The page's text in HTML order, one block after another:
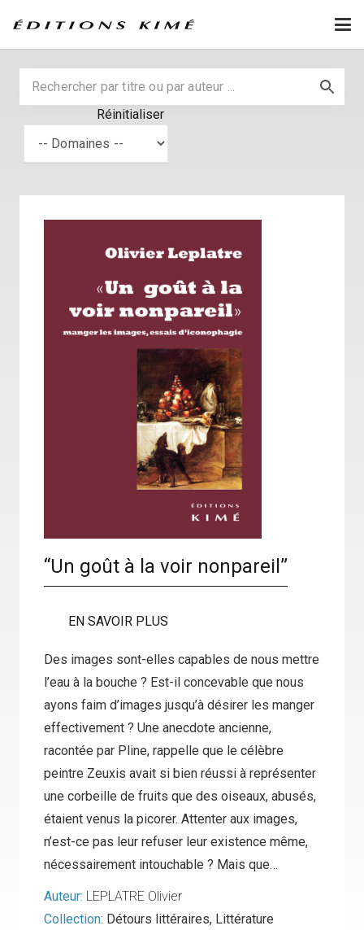
Réinitialiser
“Un goût à la voir nonpareil”
EN SAVOIR PLUS
Des images sont-elles capables de nous mettre
l’eau à la bouche ? Est-il concevable que nous
ayons faim d’images jusqu’à désirer les manger
effectivement ? Une anecdote ancienne,
racontée par Pline, rappelle que le célèbre
peintre Zeuxis avait si bien réussi à représenter
une corbeille de fruits que des oiseaux, abusés,
étaient venus la picorer. Attenter aux images,
n’est-ce pas leur refuser leur existence même,
nécessairement intouchable ? Mais que…
Auteur: LEPLATRE Olivier
Collection: Détours littéraires, Littérature